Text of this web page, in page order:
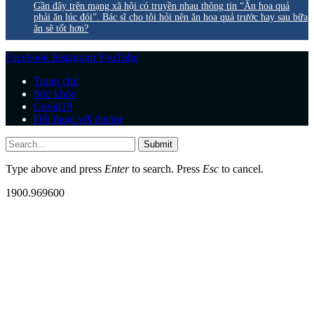
Gần đây trên mạng xã hội có truyền nhau thông tin “Ăn hoa quả
phải ăn lúc đói”. Bác sĩ cho tôi hỏi nên ăn hoa quả trước hay sau bữa
ăn sẽ tốt hơn?
Facebook InstagramYouTube
Trang chủ
Sức khỏe
Covid19
Đối thoại với doctor
Submit
Type above and press Enterto search. Press Esc to cancel.
1900.969600